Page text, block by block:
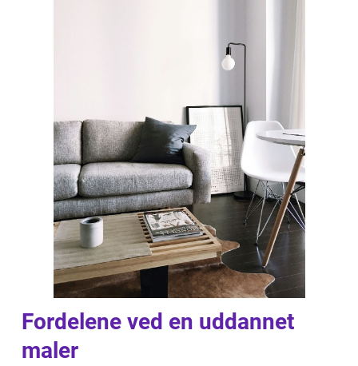
Fordelene ved en uddannet
maler